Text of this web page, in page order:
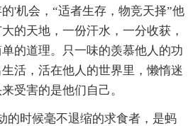
'机会，“适者生存，物竞天择”他
的天地，一份汗水，一分收获，
的道理。只一味的羡慕他人的功
活，活在他人的世界里，懒惰迷
受害的是他们自己。
的时候毫不退缩的求食者，是蚂